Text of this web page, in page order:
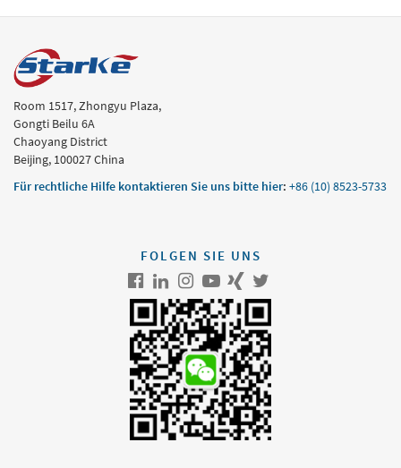
Room 1517, Zhongyu Plaza,
Gongti Beilu 6A
Chaoyang District
Beijing, 100027 China
Für rechtliche Hilfe kontaktieren Sie uns bitte hier: +86 (10) 8523-5733
FOLGEN SIE UNS